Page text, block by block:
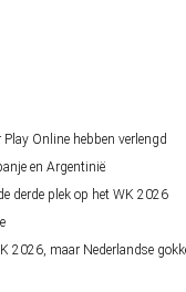
Online hebben verlengd
en Argentinië
derde plek op het WK 2026
2026, maar Nederlandse